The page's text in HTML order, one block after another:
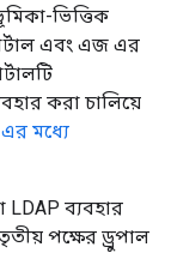
ভিত্তিক
এবং এজ এর
করা চালিয়ে
মধ্যে
LDAP ব্যবহার
পক্ষের ড্রুপাল